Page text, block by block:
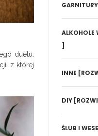
duetu:
z której
ALKOHOLE
]
INNE
DIY
ŚLUB I